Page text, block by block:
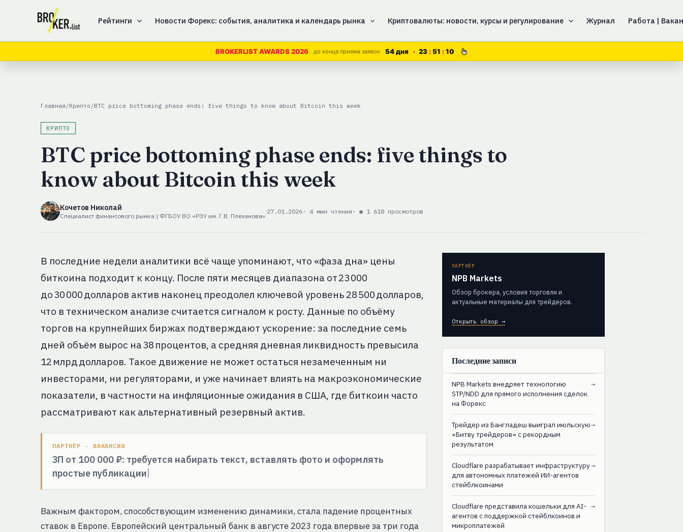
содержимому
Рейтинги Новости Форекс: события, аналитика и календарь рынка Криптовалюты: новости, курсы и регулирование Журнал Работа |
BROKERLIST AWARDS 2026 до конца приема заявок 54 дня 23 51 09
Главная /Крипто /BTC price bottoming phase ends: five things to know about Bitcoin this week
КРИПТО
BTC price bottoming phase ends: five things to
know about Bitcoin this week
Кочетов Николай
Специалист финансового рынка | ФГБОУ ВО «РЭУ им. Г.В. Плеханова»
27.01.2026 · 4 мин чтения · ◉ 1 618 просмотров
В последние недели аналитики всё чаще упоминают, что «фаза дна» цены
биткоина подходит к концу. После пяти месяцев диапазона от 23 000
до 30 000 долларов актив наконец преодолел ключевой уровень 28 500 долларов,
что в техническом анализе считается сигналом к росту. Данные по объёму
торгов на крупнейших биржах подтверждают ускорение: за последние семь
дней объём вырос на 38 процентов, а средняя дневная ликвидность превысила
12 млрд долларов. Такое движение не может остаться незамеченным ни
инвесторами, ни регуляторами, и уже начинает влиять на макроэкономические
показатели, в частности на инфляционные ожидания в США, где биткоин часто
рассматривают как альтернативный резервный актив.
ПАРТНЁР · ВАКАНСИЯ
ЗП от 100 000 ₽: требуется набирать текст, вставлять фото и оформлять
простые публикации
Важным фактором, способствующим изменению динамики, стала падение процентных
ставок в Европе. Европейский центральный банк в августе 2023 года впервые за три года
ПАРТНЁР
NPB Markets
Обзор брокера, условия торговли и
актуальные материалы для трейдеров.
Открыть обзор →
Последние записи
NPB Markets внедряет технологию
STP/NDD для прямого исполнения сделок
на Форекс
→
Трейдер из Бангладеш выиграл июльскую
«Битву трейдеров» с рекордным
результатом
→
Cloudflare разрабатывает инфраструктуру
для автономных платежей ИИ-агентов
стейблкоинами
→
Cloudflare представила кошельки для AI-
агентов с поддержкой стейблкоинов и
микроплатежей
→